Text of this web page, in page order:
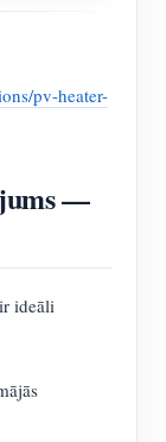
pv-heater-
—
ideāli